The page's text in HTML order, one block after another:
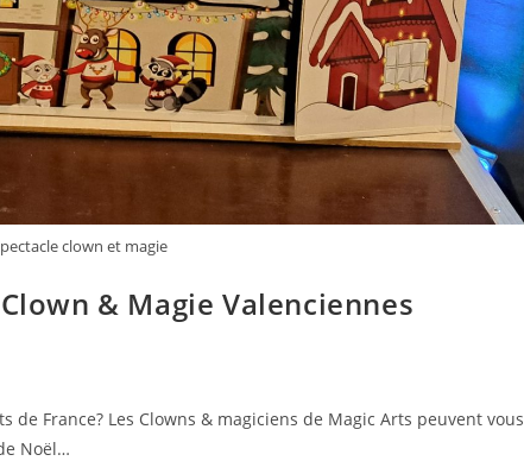
clown et magie
& Magie Valenciennes
France? Les Clowns & magiciens de Magic Arts peuvent vous
Noël…